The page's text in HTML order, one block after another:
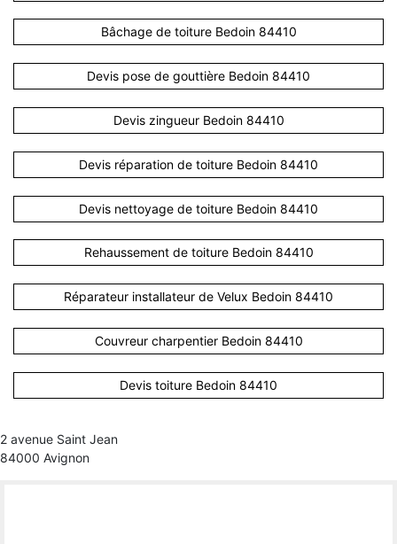
Bâchage de toiture Bedoin 84410
Devis pose de gouttière Bedoin 84410
Devis zingueur Bedoin 84410
Devis réparation de toiture Bedoin 84410
Devis nettoyage de toiture Bedoin 84410
Rehaussement de toiture Bedoin 84410
Réparateur installateur de Velux Bedoin 84410
Couvreur charpentier Bedoin 84410
Devis toiture Bedoin 84410
2 avenue Saint Jean
84000 Avignon